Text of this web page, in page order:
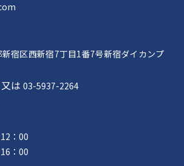
宿区西新宿7丁目1番7号新宿ダイカンプ
又は 03-5937-2264
：00
：00